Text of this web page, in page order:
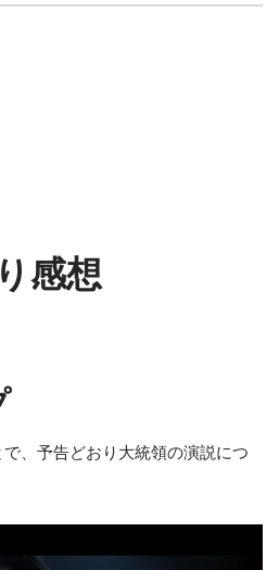
感想
、予告どおり大統領の演説につ